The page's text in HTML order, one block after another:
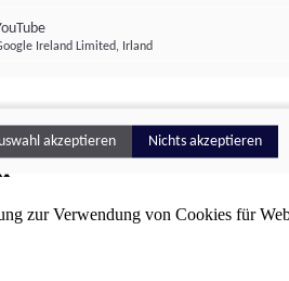
professionell
zur Verwendung von Cookies für
Ireland Limited, Irland
akzeptieren Nichts akzeptieren